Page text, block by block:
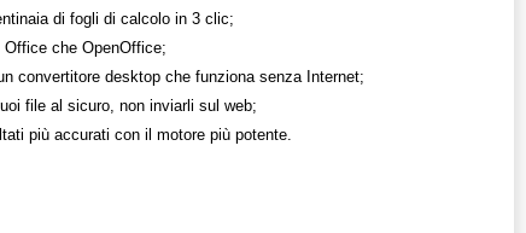
di fogli di calcolo in 3 clic;
che OpenOffice;
convertitore desktop che funziona senza Internet;
file al sicuro, non inviarli sul web;
più accurati con il motore più potente.